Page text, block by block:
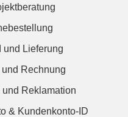
und Lieferung
Rechnung
Reklamation
& Kundenkonto-ID